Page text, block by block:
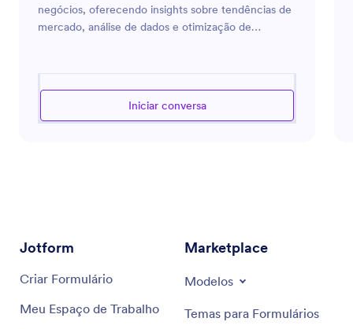
negócios, oferecendo insights sobre tendências de
mercado, análise de dados e otimização de
de processos para aumentar a eficiência e a
produtividade em uma organização. Quer esteja
Iniciar conversa
Jotform
Criar Formulário
Meu Espaço de Trabalho
Marketplace
Modelos
Temas para Formulários